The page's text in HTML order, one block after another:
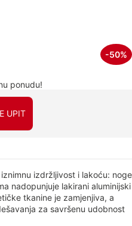
-50%
ponudu!
UPIT
izdržljivost i lakoću: noge
nadopunjuje lakirani aluminijski
tkanine je zamjenjiva, a
za savršenu udobnost